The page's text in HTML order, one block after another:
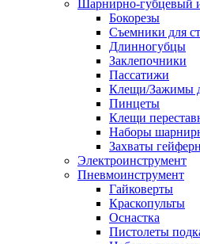
Шарнирно-губцевый
Бокорезы
Съемники для
Длинногубцы
Заклепочники
Пассатижи
Клещи/Зажимы
Пинцеты
Клещи
Наборы
Захваты
Электроинструмент
Пневмоинструмент
Гайковерты
Краскопульты
Оснастка
Пистолеты